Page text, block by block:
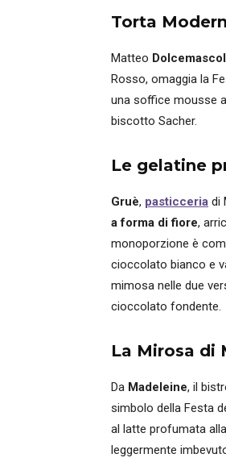
Torta
Matteo
Rosso, omaggia la
una soffice mousse
biscotto Sacher.
Le gelatine
Gruè, pasticceria di
a forma di fiore,
monoporzione è
cioccolato bianco e
mimosa nelle due
cioccolato fondente.
La Mirosa di
Da Madeleine, il
simbolo della Festa
al latte profumata
leggermente